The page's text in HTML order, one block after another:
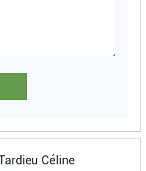
Céline